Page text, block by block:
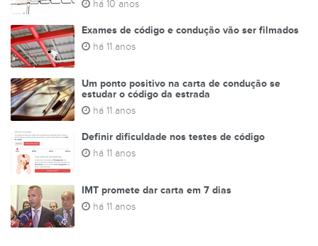
há 10 anos
Exames de código e condução vão ser filmados
há 11 anos
Um ponto positivo na carta de condução se
estudar o código da estrada
há 11 anos
Definir dificuldade nos testes de código
há 11 anos
IMT promete dar carta em 7 dias
há 11 anos